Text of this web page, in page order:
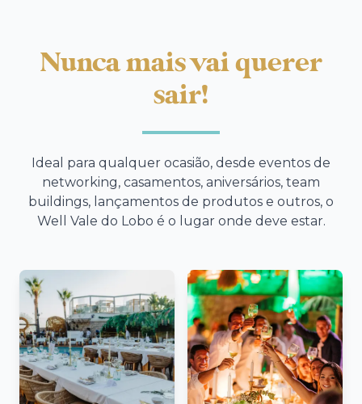
Nunca mais vai querer
sair!
Ideal para qualquer ocasião, desde eventos de
networking, casamentos, aniversários, team
buildings, lançamentos de produtos e outros, o
Well Vale do Lobo é o lugar onde deve estar.